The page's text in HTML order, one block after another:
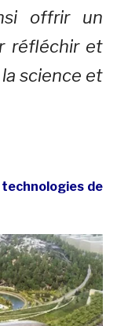
offrir un
réfléchir et
science et
technologies de